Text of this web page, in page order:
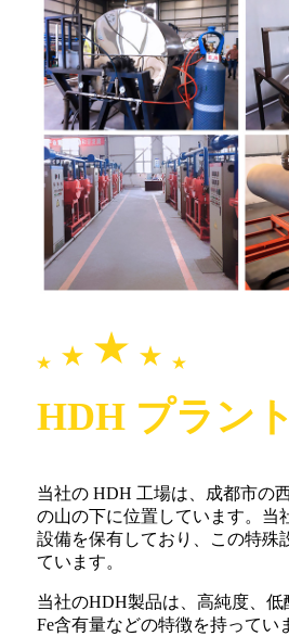
HDH プラント
当社の HDH 工場は、成都市の
の山の下に位置しています。当
設備を保有しており、この特殊
ています。
当社のHDH製品は、高純度、
Fe含有量などの特徴を持ってい